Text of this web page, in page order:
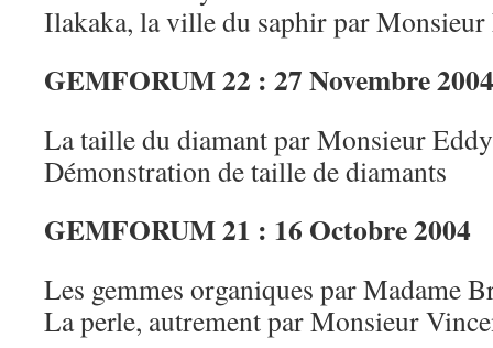
Ilakaka, la ville du saphir par Monsieur
GEMFORUM 22 : 27 Novembre 2004
La taille du diamant par Monsieur
Démonstration de taille de diamants
GEMFORUM 21 : 16 Octobre 2004
Les gemmes organiques par Madame
La perle, autrement par Monsieur